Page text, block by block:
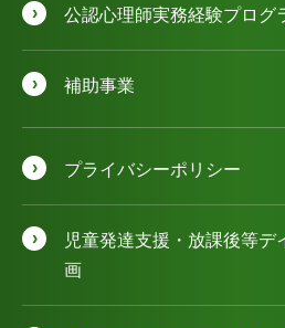
公認⼼理師実務経験プログ
補助事業
プライバシーポリシー
児童発達⽀援・放課後等
画